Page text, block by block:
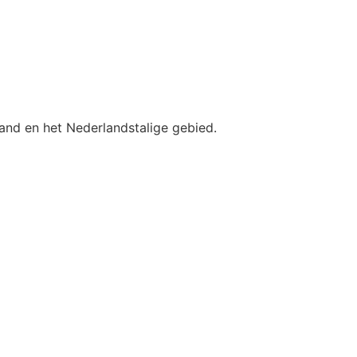
en het Nederlandstalige gebied.